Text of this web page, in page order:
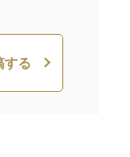
する